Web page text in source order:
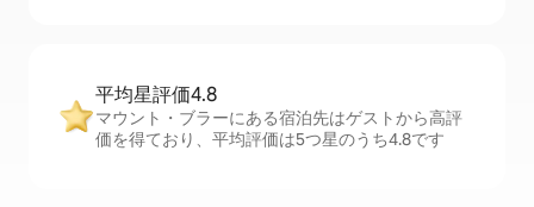
平均星評価4.8
マウント・ブラーにある宿泊先はゲストから高評
価を得ており、平均評価は5つ星のうち4.8です